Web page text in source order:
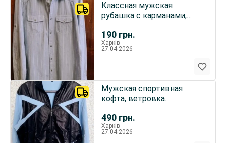
190 грн.
Классная мужская
рубашка с карманами,
Харків
27.04.2026
490 грн.
Мужская спортивная
кофта, ветровка.
Харків
27.04.2026